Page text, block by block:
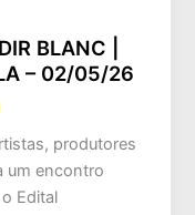
BLANC |
– 02/05/26
produtores
um encontro
Edital